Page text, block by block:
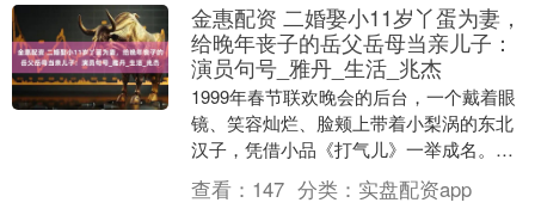
金惠配资 二婚娶小11岁丫蛋为妻，
给晚年丧子的岳父岳母当亲儿子：
演员句号_雅丹_生活_兆杰
1999年春节联欢晚会的后台，一个戴着眼
镜、笑容灿烂、脸颊上带着小梨涡的东北
汉子，凭借小品《打气儿》一举成名。那
一年，演员句号的名字深深烙印在了亿万
观众的心中。....
查看： 147 分类： 实盘配资app